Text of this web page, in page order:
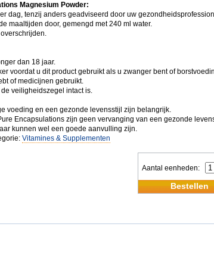
Magnesium Powder:
dag, tenzij anders geadviseerd door uw
maaltijden door, gemengd met 240 ml water.
dan 18 jaar.
voordat u dit product gebruikt als u zwanger bent of
of medicijnen gebruikt.
veiligheidszegel intact is.
voeding en een gezonde levensstijl zijn belangrijk.
Encapsulations zijn geen vervanging van een gezonde
kunnen wel een goede aanvulling zijn.
Vitamines & Supplementen
Aantal eenheden:
Bestellen